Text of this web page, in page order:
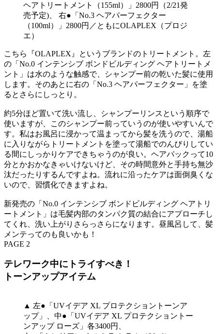
ヘアトリートメント（155ml）」2800円（2/21発
売予定)、 右●「No.3 ヘアパーフェクター
（100ml）」2800円／ともにOLAPLEX（プロジ
エ）
こちら『OLAPLEX』というブランドのトリートメント。左
の「No.0 インテンシブ ボンドビルディング ヘアトリートメ
ント」は水のような触感で、シャンプー前の乾いた髪に使用
します。そのあとに右の「No.3 ヘアパーフェクター」を塗
るとさらにしっとり。
約5分ほど置いて洗い流し、シャンプーリンスという順序で
使いますが、このシャンプー前っていうのが使いやすいんで
す。私はお風呂に浸かって温まってから髪を洗うので、湯船
に入りながらトリートメントを塗って湯船でのんびりしてい
る間にしっかりケアできちゃうのが良い。ヘアパックって10
分とかおかなきゃいけないけど、その時間意外と手持ち無沙
汰だったりするんですよね。流れに沿ったケアは面倒臭くな
いので、習慣化できますよね。
新発売の「No.0 インテンシブ ボンドビルディング ヘアトリ
ートメント」は毛髪内部のタンパク質の結合にアプローチし
てくれ、洗い上がりさらっさらになります。昼風呂して、髪
メンテってのも良いかも！
PAGE 2
テレワーク中にトライすべき！
トーンアップアイテム
▲ 左●「UVイデア XL プロテクショントーンア
ップ」、中●「UVイデア XL プロテクショントー
ンアップ ローズ」各3400円、